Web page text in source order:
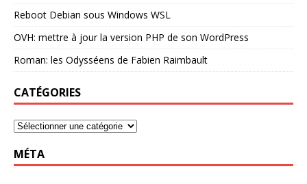
Reboot Debian sous Windows WSL
OVH: mettre à jour la version PHP de son WordPress
Roman: les Odysséens de Fabien Raimbault
CATÉGORIES
MÉTA